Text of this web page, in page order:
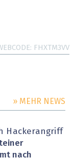
FHXTM3VV
» MEHR NEWS
Hackerangriff
nach